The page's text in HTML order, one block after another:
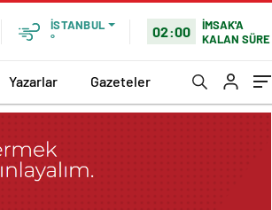
İSTANBUL
°
02:00
İMSAK'A
KALAN SÜRE
Yazarlar Gazeteler